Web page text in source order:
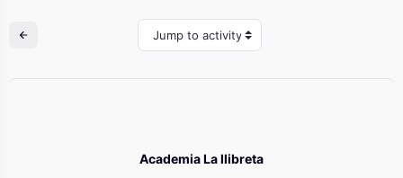
Jump to activity
Academia La llibreta